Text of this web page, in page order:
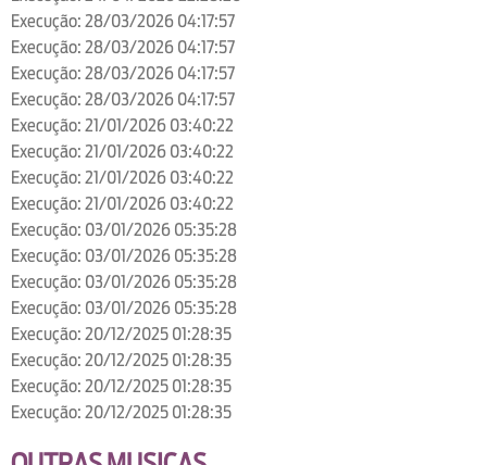
Execução: 28/03/2026 04:17:57
Execução: 28/03/2026 04:17:57
Execução: 28/03/2026 04:17:57
Execução: 28/03/2026 04:17:57
Execução: 21/01/2026 03:40:22
Execução: 21/01/2026 03:40:22
Execução: 21/01/2026 03:40:22
Execução: 21/01/2026 03:40:22
Execução: 03/01/2026 05:35:28
Execução: 03/01/2026 05:35:28
Execução: 03/01/2026 05:35:28
Execução: 03/01/2026 05:35:28
Execução: 20/12/2025 01:28:35
Execução: 20/12/2025 01:28:35
Execução: 20/12/2025 01:28:35
Execução: 20/12/2025 01:28:35